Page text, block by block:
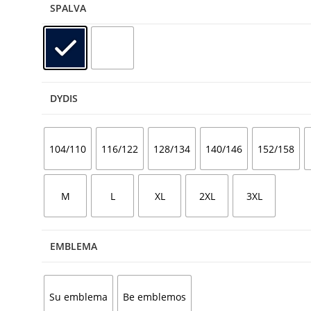
SPALVA
DYDIS
104/110 116/122 128/134 140/146 152/158
M L XL 2XL 3XL
EMBLEMA
Su emblema Be emblemos